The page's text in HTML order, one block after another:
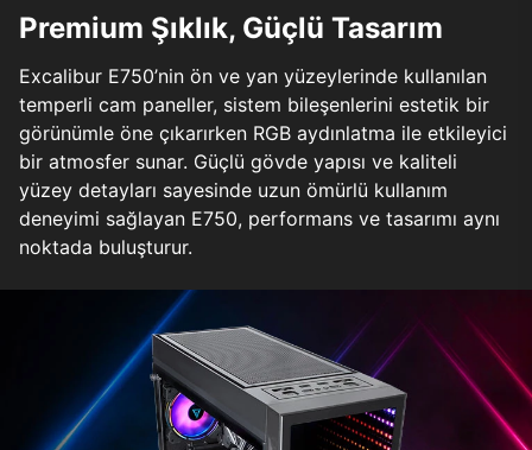
Premium Şıklık, Güçlü Tasarım
Excalibur E750’nin ön ve yan yüzeylerinde kullanılan
temperli cam paneller, sistem bileşenlerini estetik bir
görünümle öne çıkarırken RGB aydınlatma ile etkileyici
bir atmosfer sunar. Güçlü gövde yapısı ve kaliteli
yüzey detayları sayesinde uzun ömürlü kullanım
deneyimi sağlayan E750, performans ve tasarımı aynı
noktada buluşturur.